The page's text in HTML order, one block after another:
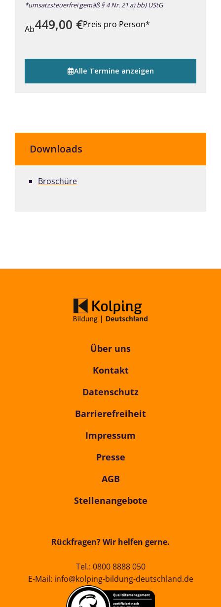
*umsatzsteuerfrei gemäß § 4 Nr. 21 a) bb) UStG
Ab449,00 €Preis pro Person*
Alle Termine anzeigen
Downloads
Broschüre
Über uns
Kontakt
Datenschutz
Barrierefreiheit
Impressum
Presse
AGB
Stellenangebote
Rückfragen? Wir helfen gerne.
Tel.: 0800 8888 050
E-Mail: info@kolping-bildung-deutschland.de